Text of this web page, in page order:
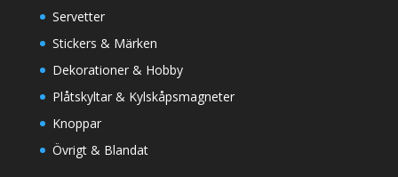
Servetter
Stickers & Märken
Dekorationer & Hobby
Plåtskyltar & Kylskåpsmagneter
Knoppar
Övrigt & Blandat